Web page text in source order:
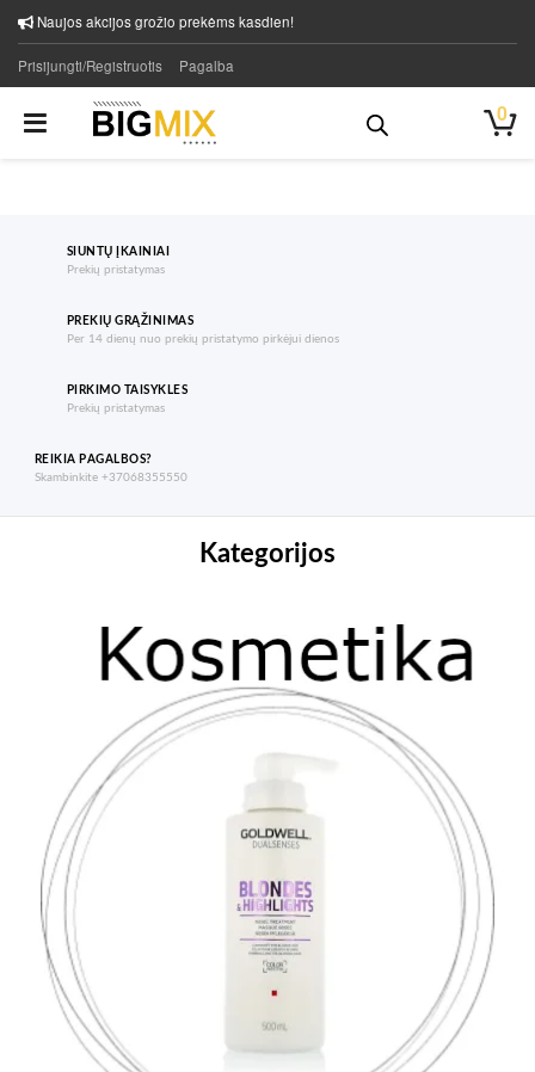
Naujos akcijos grožio prekėms kasdien!
Prisijungti/Registruotis Pagalba
0
SIUNTŲ ĮKAINIAI
Prekių pristatymas
PREKIŲ GRĄŽINIMAS
Per 14 dienų nuo prekių pristatymo pirkėjui dienos
PIRKIMO TAISYKLES
Prekių pristatymas
REIKIA PAGALBOS?
Skambinkite +37068355550
Kategorijos